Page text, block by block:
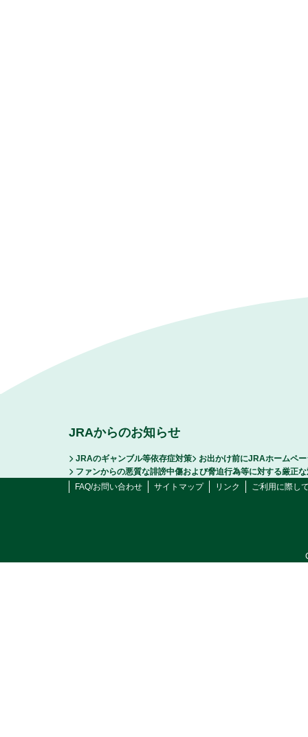
JRAからのお知らせ
JRAのギャンブル等依存症対策
お出かけ前にJRAホームペ
ファンからの悪質な誹謗中傷および脅迫行為等に対する厳正
FAQ/お問い合わせ
サイトマップ リンク ご利用に際し